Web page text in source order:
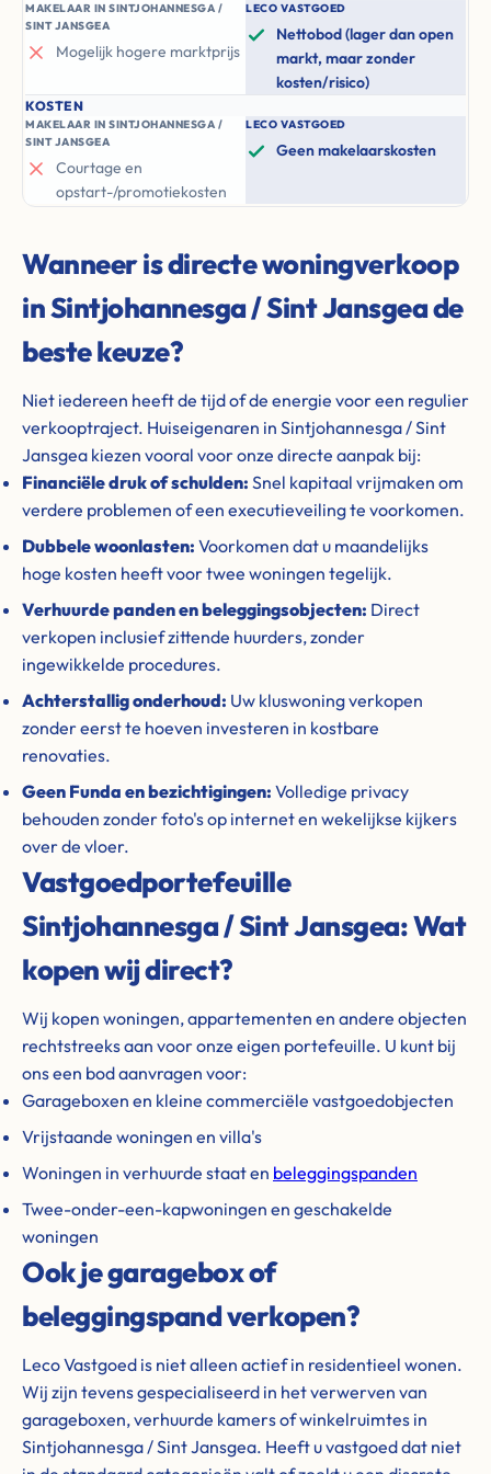
MAKELAAR IN SINTJOHANNESGA /
SINT JANSGEA
Mogelijk hogere marktprijs
LECO VASTGOED
Nettobod (lager dan open
markt, maar zonder
kosten/risico)
KOSTEN
MAKELAAR IN SINTJOHANNESGA /
SINT JANSGEA
Courtage en
opstart-/promotiekosten
LECO VASTGOED
Geen makelaarskosten
Wanneer is directe woningverkoop
in Sintjohannesga / Sint Jansgea de
beste keuze?
Niet iedereen heeft de tijd of de energie voor een regulier
verkooptraject. Huiseigenaren in Sintjohannesga / Sint
Jansgea kiezen vooral voor onze directe aanpak bij:
Financiële druk of schulden: Snel kapitaal vrijmaken om
verdere problemen of een executieveiling te voorkomen.
Dubbele woonlasten: Voorkomen dat u maandelijks
hoge kosten heeft voor twee woningen tegelijk.
Verhuurde panden en beleggingsobjecten: Direct
verkopen inclusief zittende huurders, zonder
ingewikkelde procedures.
Achterstallig onderhoud: Uw kluswoning verkopen
zonder eerst te hoeven investeren in kostbare
renovaties.
Geen Funda en bezichtigingen: Volledige privacy
behouden zonder foto's op internet en wekelijkse kijkers
over de vloer.
Vastgoedportefeuille
Sintjohannesga / Sint Jansgea: Wat
kopen wij direct?
Wij kopen woningen, appartementen en andere objecten
rechtstreeks aan voor onze eigen portefeuille. U kunt bij
ons een bod aanvragen voor:
Garageboxen en kleine commerciële vastgoedobjecten
Vrijstaande woningen en villa's
Woningen in verhuurde staat en beleggingspanden
Twee-onder-een-kapwoningen en geschakelde
woningen
Ook je garagebox of
beleggingspand verkopen?
Leco Vastgoed is niet alleen actief in residentieel wonen.
Wij zijn tevens gespecialiseerd in het verwerven van
garageboxen, verhuurde kamers of winkelruimtes in
Sintjohannesga / Sint Jansgea. Heeft u vastgoed dat niet